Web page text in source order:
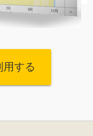
用する